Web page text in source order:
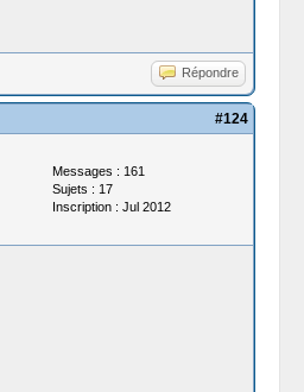
Répondre
#124
Messages : 161
Sujets : 17
Inscription : Jul 2012